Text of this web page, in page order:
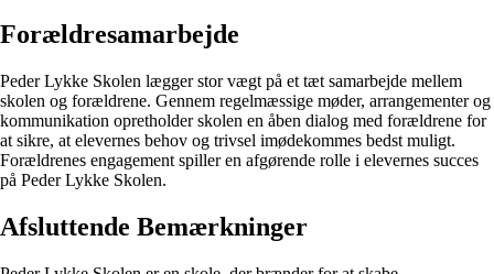
Forældresamarbejde
Peder Lykke Skolen lægger stor vægt på et tæt samarbejde mellem
skolen og forældrene. Gennem regelmæssige møder, arrangementer og
kommunikation opretholder skolen en åben dialog med forældrene for
at sikre, at elevernes behov og trivsel imødekommes bedst muligt.
Forældrenes engagement spiller en afgørende rolle i elevernes succes
på Peder Lykke Skolen.
Afsluttende Bemærkninger